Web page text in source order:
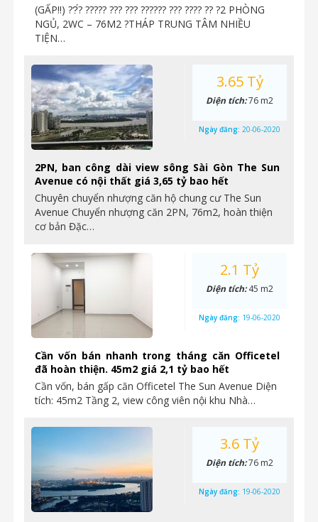
(GẤP‼️) ??́? ????? ??? ??? ?????? ??? ???? ?? ?2 PHÒNG
NGỦ, 2WC – 76M2 ?THÁP TRUNG TÂM NHIỀU
TIỆN…
2PN, ban công dài view sông Sài Gòn The Sun
Avenue có nội thất giá 3,65 tỷ bao hết
Chuyên chuyển nhượng căn hộ chung cư The Sun
Avenue Chuyển nhượng căn 2PN, 76m2, hoàn thiện
cơ bản Đặc…
3.65 Tỷ
Diện tích:76 m2
Ngày đăng: 20-06-2020
Cần vốn bán nhanh trong tháng căn Officetel
đã hoàn thiện. 45m2 giá 2,1 tỷ bao hết
Cần vốn, bán gấp căn Officetel The Sun Avenue Diện
tích: 45m2 Tầng 2, view công viên nội khu Nhà…
2.1 Tỷ
Diện tích:45 m2
Ngày đăng: 19-06-2020
3.6 Tỷ
Diện tích:76 m2
Ngày đăng: 19-06-2020